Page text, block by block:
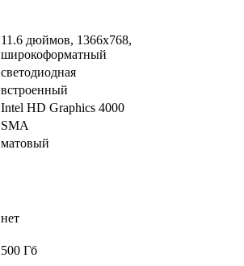
11.6 дюймов, 1366x768,
широкоформатный
светодиодная
встроенный
Intel HD Graphics 4000
SMA
матовый
нет
500 Гб